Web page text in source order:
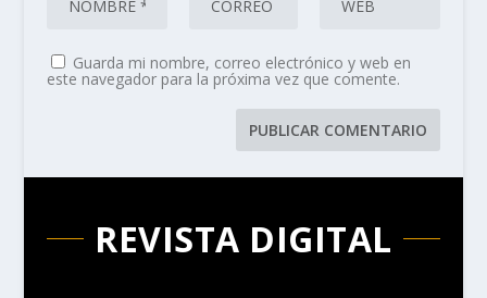
Guarda mi nombre, correo electrónico y web en
este navegador para la próxima vez que comente.
REVISTA DIGITAL